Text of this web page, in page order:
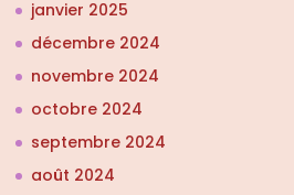
janvier 2025
décembre 2024
novembre 2024
octobre 2024
septembre 2024
août 2024